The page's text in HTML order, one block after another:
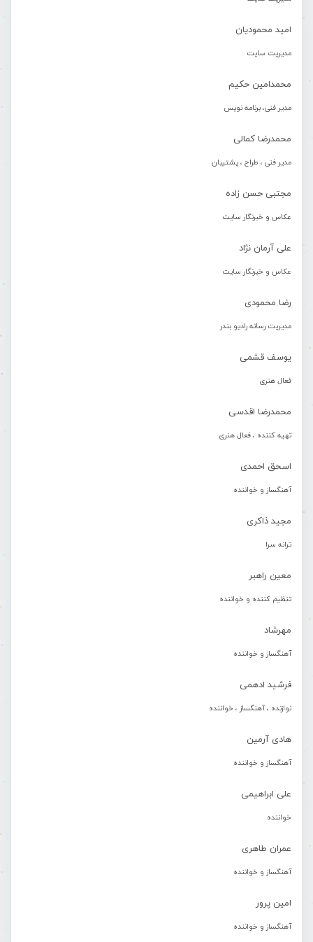
امید محمودیان
مدیریت سایت
محمدامین حکیم
مدیر فنی، برنامه نویس
محمدرضا کمالی
مدیر فنی ، طراح ، پشتیبان
مجتبی حسن زاده
عکاس و خبرنگار سایت
علی آرمان نژاد
عکاس و خبرنگار سایت
رضا محمودی
مدیریت رسانه رادیو بندر
یوسف قشمی
فعال هنری
محمدرضا اقدسی
تهیه کننده ، فعال هنری
اسحق احمدی
آهنگساز و خواننده
مجید ذاکری
ترانه سرا
معین راهبر
تنظیم کننده و خواننده
مهرشاد
آهنگساز و خواننده
فرشید ادهمی
نوازنده ، آهنگساز ، خواننده
هادی آرمین
آهنگساز و خواننده
علی ابراهیمی
خواننده
عمران طاهری
آهنگساز و خواننده
امین پرور
آهنگساز و خواننده